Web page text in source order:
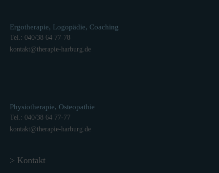
Ergotherapie, Logopädie, Coaching
Tel.: 040/38 64 77-78
kontakt@therapie-harburg.de
Physiotherapie, Osteopathie
Tel.: 040/38 64 77-77
kontakt@therapie-harburg.de
> Kontakt